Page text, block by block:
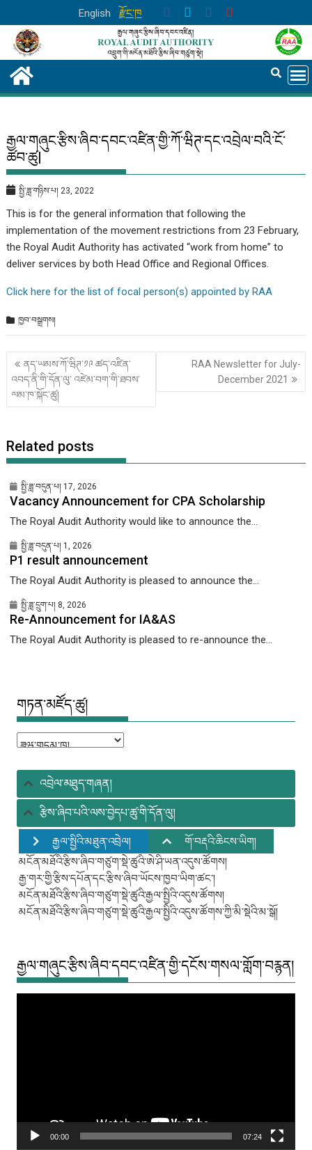
to
content
English རྫོང་ཁ
རྒྱལ་གཞུང་རྩིས་ཞིབ་དབང་འཛིན་གྱི་ཀོ་ཝིཊ་དང་འབྲེལ་བའི་ངོ་
ཚབ་ཚུ|
སྤྱི་ཟླ་གཉིས་པ། 23, 2022
This is for the general information that following the
implementation of the movement restrictions from 23 February,
the Royal Audit Authority has activated “work from home” to
deliver services by both Head Office and Regional Offices.
Click here for the list of focal person(s) appointed by RAA
ཁྱབ་བསྒྲགས།
Post
གི་
འགྲུལ་
ལམ།
ནད་ཡམས་ཀོ་ཝིཊ་༡༩ ཚད་འཛིན་
འབད་ནི་གི་དོན་ལུ་ འཛེམ་བག་གི་ཐབས་
ལམ་ཁ་སྐོང་ཚུ།
RAA Newsletter for July-
December 2021
Related posts
སྤྱི་ཟླ་བདུན་པ། 17, 2026
Vacancy Announcement for CPA Scholarship
The Royal Audit Authority would like to announce the...
སྤྱི་ཟླ་བདུན་པ། 1, 2026
P1 result announcement
The Royal Audit Authority is pleased to announce the...
སྤྱི་ཟླ་དྲུག་པ། 8, 2026
Re-Announcement for IA&AS
The Royal Audit Authority is pleased to re-announce the...
གཏན་མཛོད་ཚུ།
གཏན་
ཚུ།
འབྲེལ་མཐུད་གཞན།
རྩིས་ཞིབ་པའི་ལས་བྱེདཔ་ཚུ་གི་དོན་ལུ།
རྒྱལ་སྤྱིའི་མཐུན་འབྲེལ།
གོ་བརྡའི་ཆིངས་ཡིག།
མངོན་མཐོའི་རྩིས་ཞིབ་གཙུག་སྡེ་ཚུའི་ཨེ་ཤི་ཡན་འདུས་ཚོགས།
རྒྱ་གར་གྱི་རྩིས་དཔོན་དང་རྩིས་ཞིབ་ཡོངས་ཁྱབ་ཡིག་ཚང་།
མངོན་མཐོའི་རྩིས་ཞིབ་གཙུག་སྡེ་ཚུའི་རྒྱལ་སྤྱིའི་འདུས་ཚོགས།
མངོན་མཐོའི་རྩིས་ཞིབ་གཙུག་སྡེ་ཚུའི་རྒྱལ་སྤྱིའི་འདུས་ཚོགས་ཀྱི་མི་སྡེའི་མ་སྒོ།
རྒྱལ་གཞུང་རྩིས་ཞིབ་དབང་འཛིན་གྱི་དངོས་གསལ་གློག་བརྙན།
00:00 07:24